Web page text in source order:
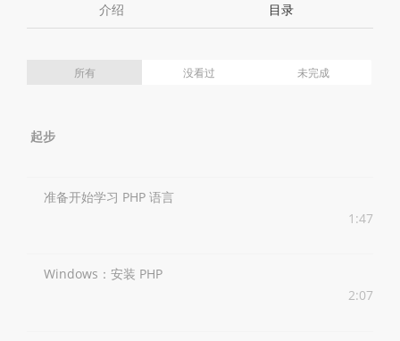
介绍 目录
所有 没看过 未完成
起步
准备开始学习 PHP 语言
1:47
Windows：安装 PHP
2:07